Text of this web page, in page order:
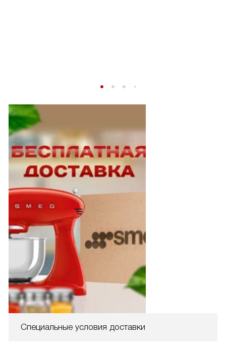
Специальные условия доставки